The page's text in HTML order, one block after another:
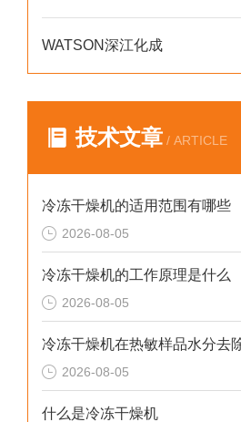
WATSON深江化成
技术文章 / ARTICLE
冷冻干燥机的适用范围有哪些
2026-08-05
冷冻干燥机的工作原理是什么
2026-08-05
2026-08-05
什么是冷冻干燥机